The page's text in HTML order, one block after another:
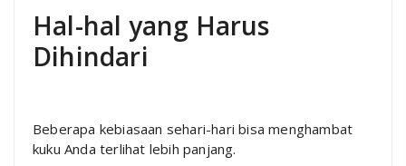
Hal-hal yang Harus
Dihindari
Beberapa kebiasaan sehari-hari bisa menghambat
kuku Anda terlihat lebih panjang.